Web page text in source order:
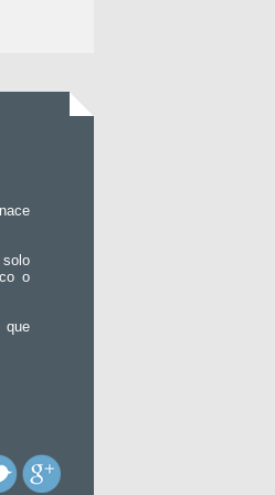
solo
o
que